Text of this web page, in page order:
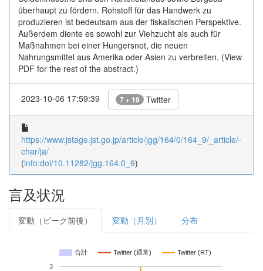
überhaupt zu fördern. Rohstoff für das Handwerk zu
produzieren ist bedeutsam aus der fiskalischen Perspektive.
Außerdem diente es sowohl zur Viehzucht als auch für
Maßnahmen bei einer Hungersnot, die neuen
Nahrungsmittel aus Amerika oder Asien zu verbreiten. (View
PDF for the rest of the abstract.)
2023-10-06 17:59:39 7 + 19 Twitter
https://www.jstage.jst.go.jp/article/jgg/164/0/164_9/_article/-
char/ja/
(info:doi/10.11282/jgg.164.0_9)
言及状況
変動（ピーク前後） 変動（月別） 分布
合計 Twitter (通常) Twitter (RT)
3